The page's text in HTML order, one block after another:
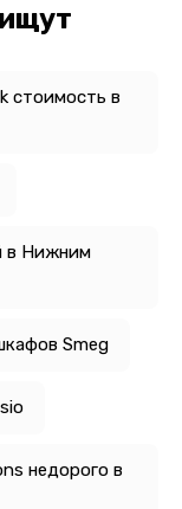
стоимость в
в Нижним
Smeg
недорого в